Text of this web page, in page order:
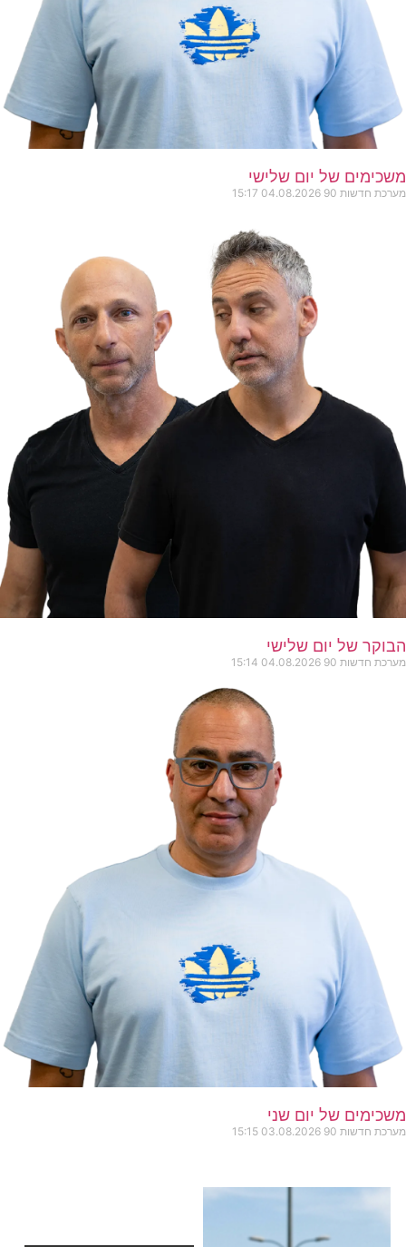
משכימים של יום שלישי
מערכת חדשות 90 04.08.2026
15:17
הבוקר של יום שלישי
מערכת חדשות 90 04.08.2026
15:14
משכימים של יום שני
מערכת חדשות 90 03.08.2026
15:15